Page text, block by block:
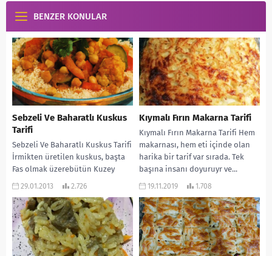
BENZER KONULAR
Sebzeli Ve Baharatlı Kuskus
Tarifi
Sebzeli Ve Baharatlı Kuskus Tarifi
İrmikten üretilen kuskus, başta
Fas olmak üzerebütün Kuzey
Afrika’da yaygın olarak kullanılır.
29.01.2013 2.726
Kıymalı Fırın Makarna Tarifi
Kıymalı Fırın Makarna Tarifi Hem
makarnası, hem eti içinde olan
harika bir tarif var sırada. Tek
başına insanı doyuruyr ve...
19.11.2019 1.708